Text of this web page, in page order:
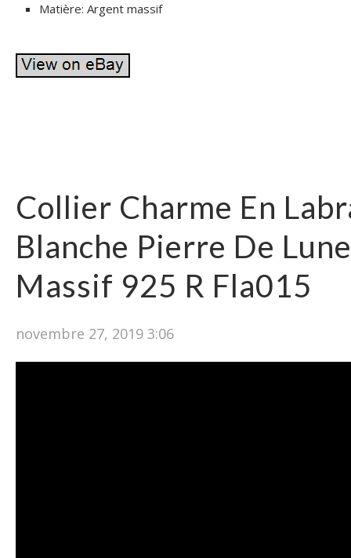
Matière: Argent massif
Collier Charme En
Blanche Pierre De
Massif 925 R Fla015
novembre 27, 2019 3:06